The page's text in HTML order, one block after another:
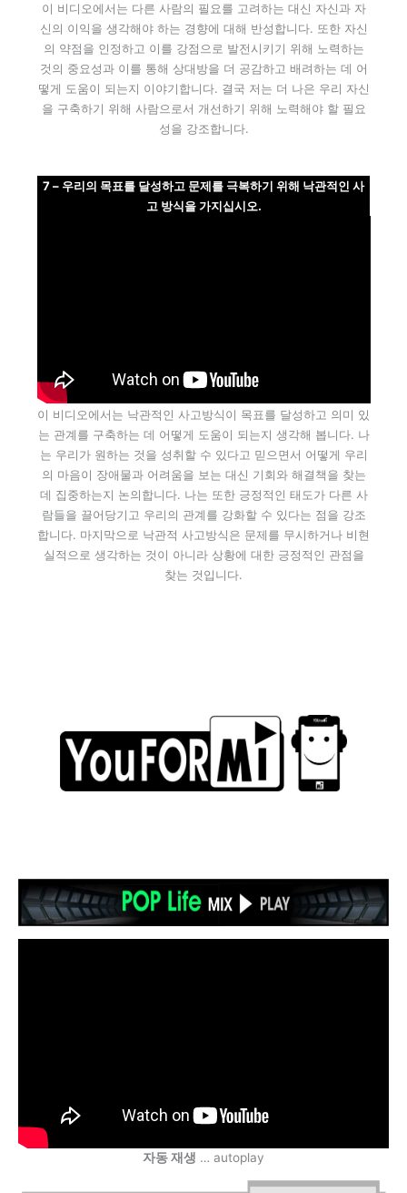
이 비디오에서는 다른 사람의 필요를 고려하는 대신 자신과 자
신의 이익을 생각해야 하는 경향에 대해 반성합니다. 또한 자신
의 약점을 인정하고 이를 강점으로 발전시키기 위해 노력하는
것의 중요성과 이를 통해 상대방을 더 공감하고 배려하는 데 어
떻게 도움이 되는지 이야기합니다. 결국 저는 더 나은 우리 자신
을 구축하기 위해 사람으로서 개선하기 위해 노력해야 할 필요
성을 강조합니다.
7 – 우리의 목표를 달성하고 문제를 극복하기 위해 낙관적인 사
고 방식을 가지십시오.
이 비디오에서는 낙관적인 사고방식이 목표를 달성하고 의미 있
는 관계를 구축하는 데 어떻게 도움이 되는지 생각해 봅니다. 나
는 우리가 원하는 것을 성취할 수 있다고 믿으면서 어떻게 우리
의 마음이 장애물과 어려움을 보는 대신 기회와 해결책을 찾는
데 집중하는지 논의합니다. 나는 또한 긍정적인 태도가 다른 사
람들을 끌어당기고 우리의 관계를 강화할 수 있다는 점을 강조
합니다. 마지막으로 낙관적 사고방식은 문제를 무시하거나 비현
실적으로 생각하는 것이 아니라 상황에 대한 긍정적인 관점을
찾는 것입니다.
자동 재생 … autoplay